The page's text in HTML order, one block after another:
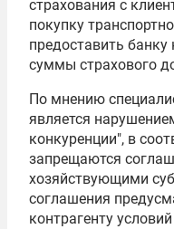
страхования с
покупку
предоставить
суммы страхового
По мнению
является
конкуренции", в
запрещаются
хозяйствующими
соглашения
контрагенту